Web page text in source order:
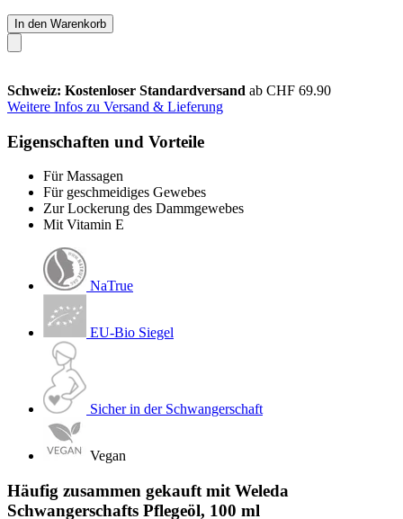
In den Warenkorb
Schweiz: Kostenloser Standardversand ab CHF 69.90
Weitere Infos zu Versand & Lieferung
Eigenschaften und Vorteile
Für Massagen
Für geschmeidiges Gewebes
Zur Lockerung des Dammgewebes
Mit Vitamin E
NaTrue
EU-Bio Siegel
Sicher in der Schwangerschaft
Vegan
Häufig zusammen gekauft mit Weleda
Schwangerschafts Pflegeöl, 100 ml